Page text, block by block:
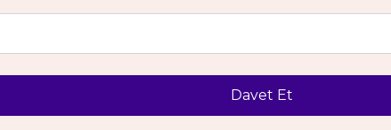
Davet Et